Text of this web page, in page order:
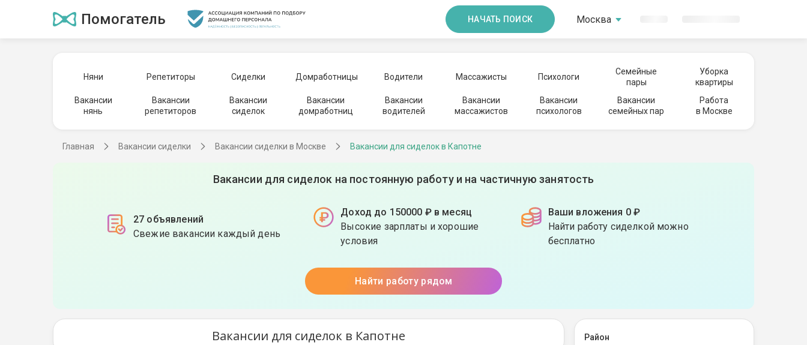
Помогатель НАЧАТЬ ПОИСК Москва
Няни Репетиторы Сиделки Домработницы Водители Массажисты Психологи
Семейные
пары
Уборка
квартиры
Вакансии
нянь
Вакансии
репетиторов
Вакансии
сиделок
Вакансии
домработниц
Вакансии
водителей
Вакансии
массажистов
Вакансии
психологов
Вакансии
семейных пар
Работа
в Москве
Главная Вакансии сиделки Вакансии сиделки в Москве Вакансии для сиделок в Капотне
Вакансии для сиделок на постоянную работу и на частичную занятость
27 объявлений
Свежие вакансии каждый день
Доход до 150000 ₽ в месяц
Высокие зарплаты и хорошие
условия
Ваши вложения 0 ₽
Найти работу сиделкой можно
бесплатно
Найти работу рядом
Вакансии для сиделок в Капотне Район